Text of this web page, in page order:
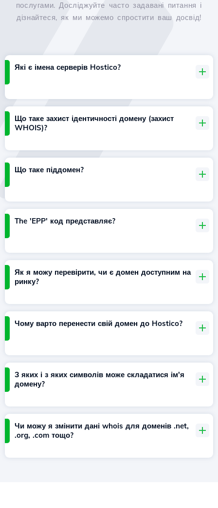
послугами. Досліджуйте часто задавані питання і
дізнайтеся, як ми можемо спростити ваш досвід!
Які є імена серверів Hostico?
Що таке захист ідентичності домену (захист
WHOIS)?
Що таке піддомен?
The 'EPP' код представляє?
Як я можу перевірити, чи є домен доступним на
ринку?
Чому варто перенести свій домен до Hostico?
З яких і з яких символів може складатися ім'я
домену?
Чи можу я змінити дані whois для доменів .net,
.org, .com тощо?